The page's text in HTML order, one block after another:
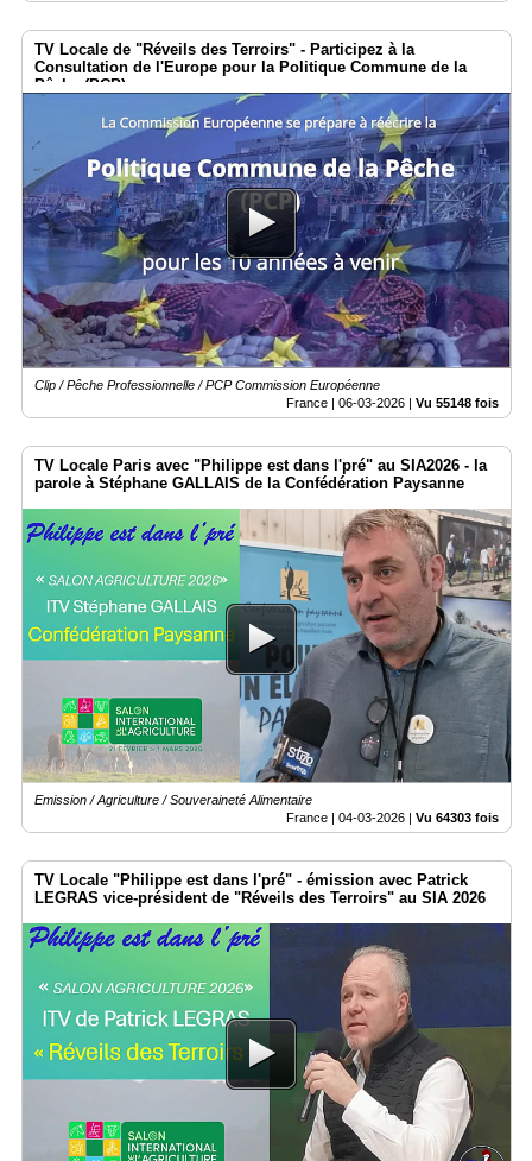
TV Locale de "Réveils des Terroirs" - Participez à la
Consultation de l'Europe pour la Politique Commune de la
Pêche (PCP)
Clip / Pêche Professionnelle / PCP Commission Européenne
France | 06-03-2026 | Vu 55148 fois
TV Locale Paris avec "Philippe est dans l'pré" au SIA2026 - la
parole à Stéphane GALLAIS de la Confédération Paysanne
Emission / Agriculture / Souveraineté Alimentaire
France | 04-03-2026 | Vu 64303 fois
TV Locale "Philippe est dans l'pré" - émission avec Patrick
LEGRAS vice-président de "Réveils des Terroirs" au SIA 2026